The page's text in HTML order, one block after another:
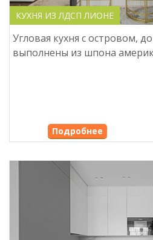
КУХНЯ ИЗ ЛДСП ЛИОНЕ
Угловая кухня с островом,
выполнены из шпона
Подробнее